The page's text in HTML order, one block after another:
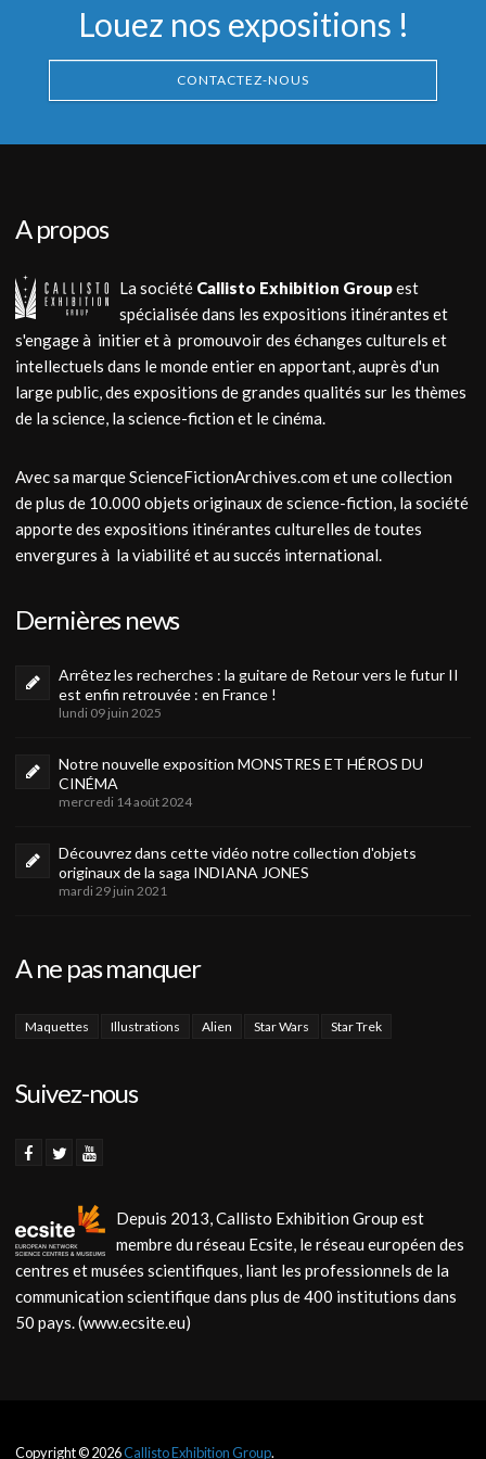
Louez nos expositions !
CONTACTEZ-NOUS
A propos
La société Callisto Exhibition Groupest
spécialisée dans les expositions itinérantes et
s'engage à initier et à promouvoir des échanges culturels et
intellectuels dans le monde entier en apportant, auprès d'un
large public, des expositions de grandes qualités sur les thèmes
de la science, la science-fiction et le cinéma.
Avec sa marque ScienceFictionArchives.com et une collection
de plus de 10.000 objets originaux de science-fiction, la société
apporte des expositions itinérantes culturelles de toutes
envergures à la viabilité et au succés international.
Dernières news
Arrêtez les recherches : la guitare de Retour vers le futur II
est enfin retrouvée : en France !
lundi 09 juin 2025
Notre nouvelle exposition MONSTRES ET HÉROS DU
CINÉMA
mercredi 14 août 2024
Découvrez dans cette vidéo notre collection d'objets
originaux de la saga INDIANA JONES
mardi 29 juin 2021
A ne pas manquer
Maquettes Illustrations Alien Star Wars Star Trek
Suivez-nous
Depuis 2013, Callisto Exhibition Group est
membre du réseau Ecsite, le réseau européen des
centres et musées scientifiques, liant les professionnels de la
communication scientifique dans plus de 400 institutions dans
50 pays. (www.ecsite.eu)
Copyright © 2026Callisto Exhibition Group.